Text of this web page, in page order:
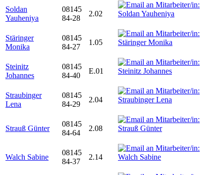
Soldan
Yauheniya
08145
84-28
2.02
Stäringer
Monika
08145
84-27
1.05
Steinitz
Johannes
08145
84-40
E.01
Straubinger
Lena
08145
84-29
2.04
Strauß Günter
08145
84-64
2.08
Walch Sabine
08145
84-37
2.14